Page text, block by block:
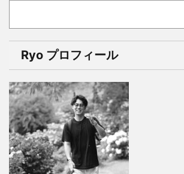
Ryo プロフィール